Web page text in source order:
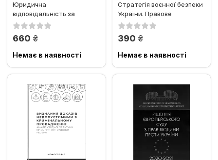
Юридична
відповідальність за
корупційні
Законодавство,...
660 грн.
Немає в наявності
Стратегія воєнної безпеки
України. Правове
регулювання, системний...
390 грн.
Немає в наявності